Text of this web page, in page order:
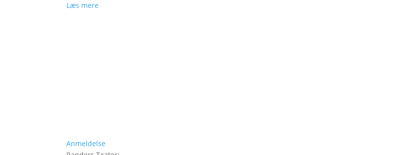
Læs mere
Anmeldelse